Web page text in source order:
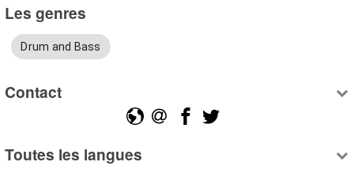
Les genres
Drum and Bass
Contact
Toutes les langues